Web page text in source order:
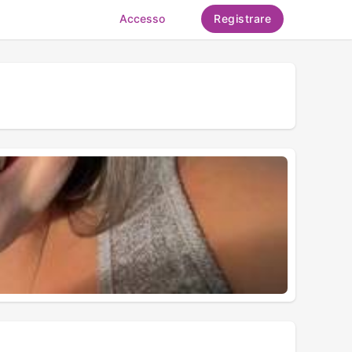
Accesso Registrare